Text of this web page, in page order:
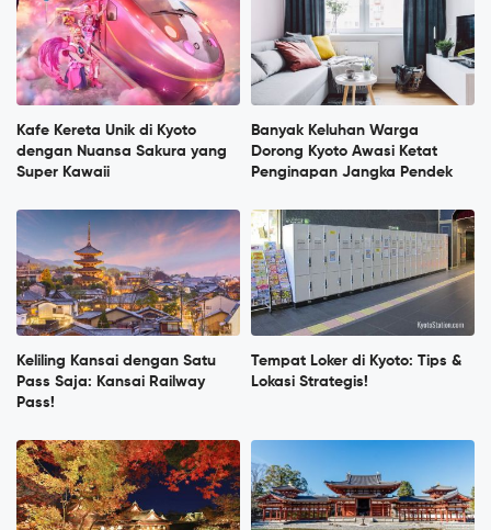
Kafe Kereta Unik di Kyoto
dengan Nuansa Sakura yang
Super Kawaii
Banyak Keluhan Warga
Dorong Kyoto Awasi Ketat
Penginapan Jangka Pendek
Keliling Kansai dengan Satu
Pass Saja: Kansai Railway
Pass!
Tempat Loker di Kyoto: Tips &
Lokasi Strategis!